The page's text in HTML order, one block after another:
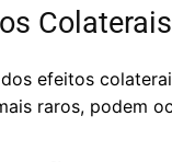
efeitos
raros, podem